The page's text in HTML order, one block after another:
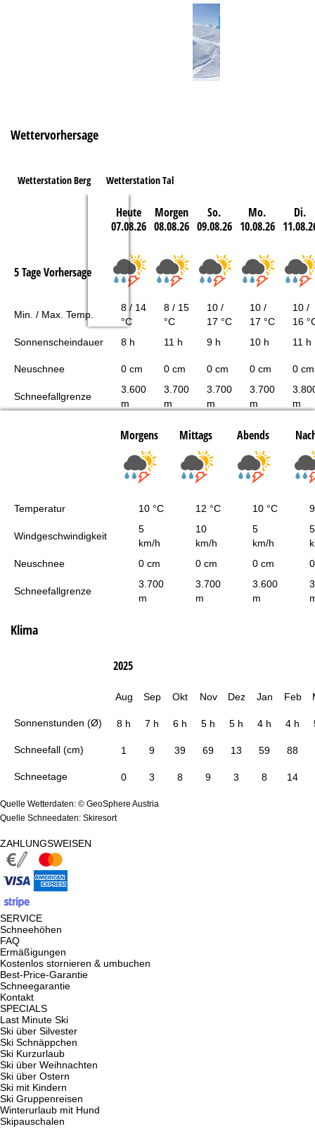
Wettervorhersage
Wetterstation Berg Wetterstation Tal
Heute
07.08.26
Morgen
08.08.26
So.
09.08.26
Mo.
10.08.26
Di.
5 Tage Vorhersage
Min. / Max. Temp.
8 / 14
°C
8 / 15
°C
10 /
17 °C
10 /
17 °C
10 /
16
Sonnenscheindauer
8 h 11 h 9 h 10 h 11 h
Neuschnee 0 cm 0 cm 0 cm 0 cm 0 cm
Schneefallgrenze
3.600
m
3.700
m
3.700
m
3.700
m
m
Morgens Mittags Abends
Temperatur 10 °C 12 °C 10 °C
Windgeschwindigkeit
5
km/h
10
km/h
5
km/h
5
Neuschnee
0 cm 0 cm 0 cm
Schneefallgrenze
3.700
m
3.700
m
3.600
m
Klima
Sonnenstunden (Ø)
Schneefall (cm)
Schneetage
2025
Aug Sep Okt Nov Dez Jan Feb
8 h 7 h 6 h 5 h 5 h 4 h 4 h
1 9 39 69 13 59 88
0 3 8 9 3 8 14
Quelle Wetterdaten: © GeoSphere Austria
Quelle Schneedaten: Skiresort
ZAHLUNGSWEISEN
SERVICE
Schneehöhen
FAQ
Ermäßigungen
Kostenlos stornieren & umbuchen
Best-Price-Garantie
Schneegarantie
Kontakt
SPECIALS
Last Minute Ski
Ski über Silvester
Ski Schnäppchen
Ski Kurzurlaub
Ski über Weihnachten
Ski über Ostern
Ski mit Kindern
Ski Gruppenreisen
Winterurlaub mit Hund
Skipauschalen